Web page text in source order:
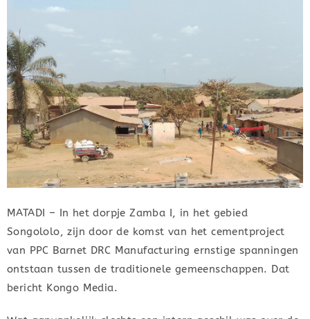
MATADI – In het dorpje Zamba I, in het gebied
Songololo, zijn door de komst van het cementproject
van PPC Barnet DRC Manufacturing ernstige spanningen
ontstaan tussen de traditionele gemeenschappen. Dat
bericht Kongo Media.